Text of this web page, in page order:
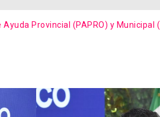
Provincial (PAPRO) y Municipal